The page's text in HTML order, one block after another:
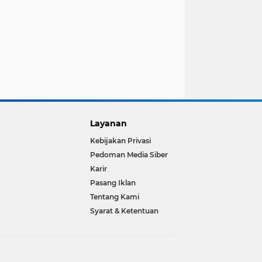
Layanan
Kebijakan Privasi
Pedoman Media Siber
Karir
Pasang Iklan
Tentang Kami
Syarat & Ketentuan